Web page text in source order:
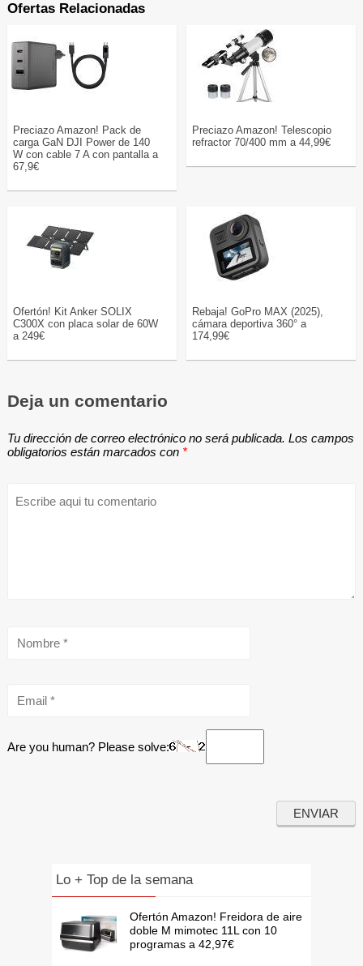
Ofertas Relacionadas
Preciazo Amazon! Pack de
carga GaN DJI Power de 140
W con cable 7 A con pantalla a
67,9€
Preciazo Amazon! Telescopio
refractor 70/400 mm a 44,99€
Ofertón! Kit Anker SOLIX
C300X con placa solar de 60W
a 249€
Rebaja! GoPro MAX (2025),
cámara deportiva 360° a
174,99€
Deja un comentario
Tu dirección de correo electrónico no será publicada. Los campos
obligatorios están marcados con *
Are you human? Please solve:
Lo + Top de la semana
Ofertón Amazon! Freidora de aire
doble M mimotec 11L con 10
programas a 42,97€